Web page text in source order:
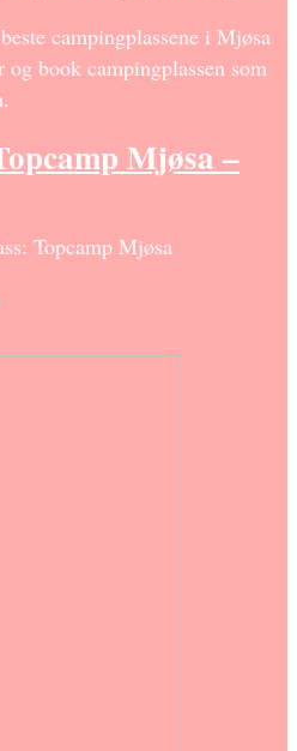
campingplassene i Mjøsa
book campingplassen som
Mjøsa –
Topcamp Mjøsa